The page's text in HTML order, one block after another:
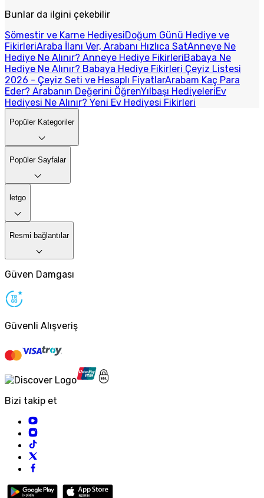
Bunlar da ilgini çekebilir
Sömestir ve Karne HediyesiDoğum Günü Hediye ve
FikirleriAraba İlanı Ver, Arabanı Hızlıca SatAnneye Ne
Hediye Ne Alınır? Anneye Hediye FikirleriBabaya Ne
Hediye Ne Alınır? Babaya Hediye Fikirleri Çeyiz Listesi
2026 - Çeyiz Seti ve Hesaplı FiyatlarArabam Kaç Para
Eder? Arabanın Değerini ÖğrenYılbaşı HediyeleriEv
Hediyesi Ne Alınır? Yeni Ev Hediyesi Fikirleri
Popüler Kategoriler
Popüler Sayfalar
letgo
Resmi bağlantılar
Güven Damgası
Güvenli Alışveriş
Bizi takip et